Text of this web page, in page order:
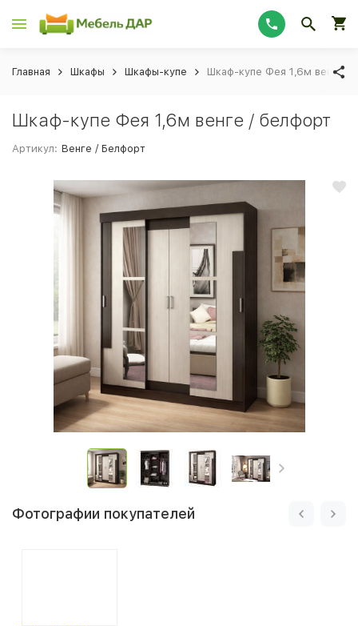
Главная Шкафы Шкафы-купе Шкаф-купе Фея 1,6м венге /
Шкаф-купе Фея 1,6м венге / белфорт
Артикул: Венге / Белфорт
Фотографии покупателей